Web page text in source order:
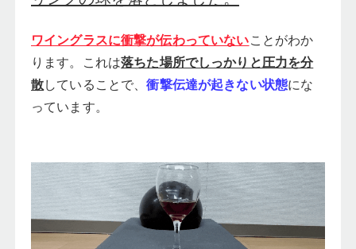
ワイングラスに衝撃が伝わっていないことがわか
ります。これは落ちた場所でしっかりと圧力を分
散していることで、衝撃伝達が起きない状態にな
っています。